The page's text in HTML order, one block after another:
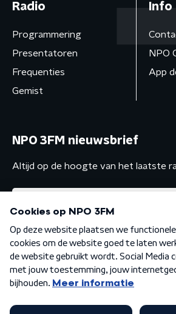
Radio
Programmering
Presentatoren
Frequenties
Gemist
Info
NPO
App
NPO 3FM nieuwsbrief
Altijd op de hoogte van het laatste
Algemene voorwaarden Privacybeleid